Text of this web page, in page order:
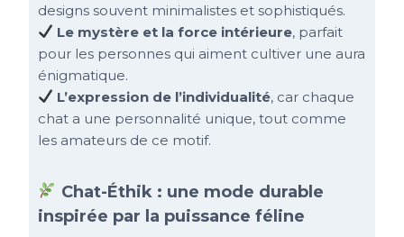
designs souvent minimalistes et sophistiqués.
Le mystère et la force intérieure, parfait
pour les personnes qui aiment cultiver une aura
énigmatique.
L’expression de l’individualité, car chaque
chat a une personnalité unique, tout comme
les amateurs de ce motif.
Chat-Éthik : une mode durable
inspirée par la puissance féline